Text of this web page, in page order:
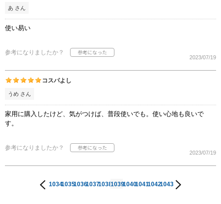
あ さん
使い易い
参考になりましたか？
2023/07/19
コスパよし
うめ さん
家用に購入したけど、気がつけば、普段使いでも。使い心地も良いで
す。
参考になりましたか？
2023/07/19
1034103510361037103810391040104110421043